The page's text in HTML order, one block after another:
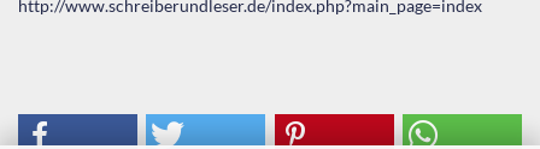
http://www.schreiberundleser.de/index.php?main_page=index